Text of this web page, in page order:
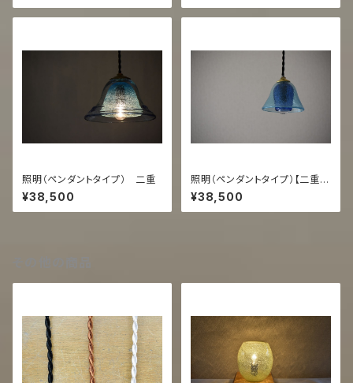
照明（ペンダントタイプ） 二重
¥38,500
照明（ペンダントタイプ）【二重
うす泡スカイ/青】
¥38,500